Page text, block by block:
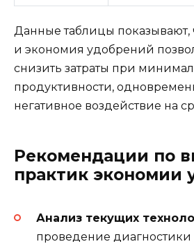
Данные таблицы показывают,
и экономия удобрений
снизить затраты при
продуктивности,
негативное воздействие на
Рекомендации по
практик экономии
Анализ текущих
проведение диагностики